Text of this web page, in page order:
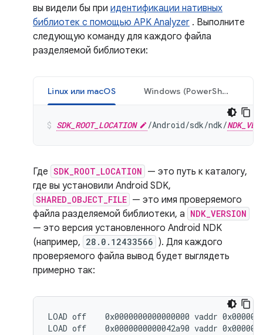
вы видели бы при идентификации нативных
библиотек с помощью APK Analyzer . Выполните
следующую команду для каждого файла
разделяемой библиотеки:
Linux или macOS Windows (PowerShell)
SDK_ROOT_LOCATION /Android/sdk/ndk/
Где SDK_ROOT_LOCATION — это путь к каталогу,
где вы установили Android SDK,
SHARED_OBJECT_FILE — это имя проверяемого
файла разделяемой библиотеки, а NDK_VERSION
— это версия установленного Android NDK
(например, 28.0.12433566 ). Для каждого
проверяемого файла вывод будет выглядеть
примерно так:
LOAD off    0x0000000000000000 vaddr
LOAD off    0x0000000000042a90 vaddr